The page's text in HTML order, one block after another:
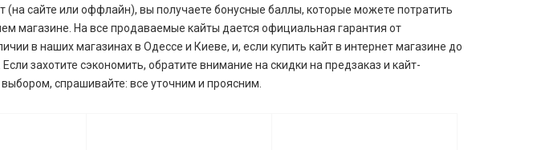
(на сайте или оффлайн), вы получаете бонусные баллы, которые можете потратить
магазине. На все продаваемые кайты дается официальная гарантия от
в наших магазинах в Одессе и Киеве, и, если купить кайт в интернет магазине до
захотите сэкономить, обратите внимание на скидки на предзаказ и кайт-
спрашивайте: все уточним и проясним.